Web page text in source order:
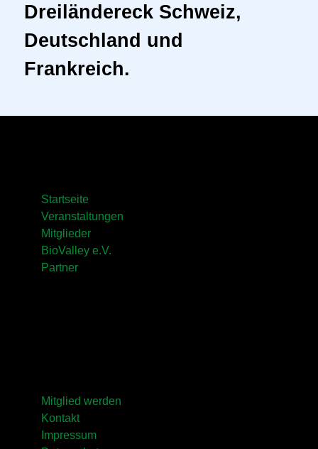
Dreiländereck Schweiz,
Deutschland und
Frankreich.
Startseite
Veranstaltungen
Mitglieder
BioValley e.V.
Partner
Mitglied werden
Kontakt
Impressum